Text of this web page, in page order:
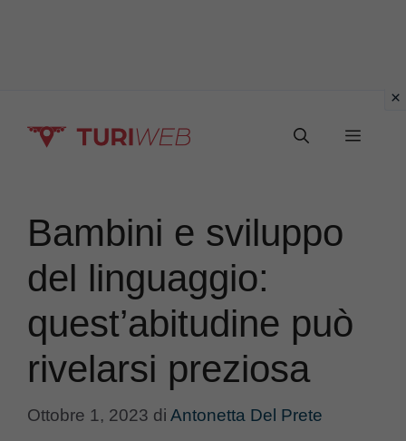
Menu
Bambini e sviluppo
del linguaggio:
quest’abitudine può
rivelarsi preziosa
Ottobre 1, 2023 di Antonetta Del Prete